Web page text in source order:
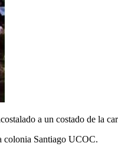
a un costado de la
colonia Santiago UCOC.